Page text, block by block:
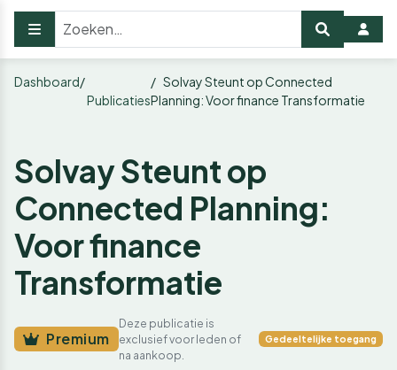
Dashboard
Publicaties
Solvay Steunt op Connected
Planning: Voor finance Transformatie
Solvay Steunt op
Connected Planning:
Voor finance
Transformatie
Premium
Deze publicatie is
exclusief voor leden of
na aankoop.
Gedeeltelijke toegang